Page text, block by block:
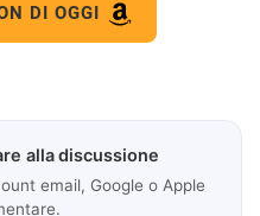
DI OGGI
alla discussione
email, Google o Apple